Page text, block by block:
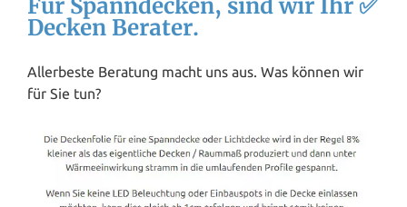
Decken Berater.
Allerbeste Beratung macht uns aus. Was können wir
für Sie tun?